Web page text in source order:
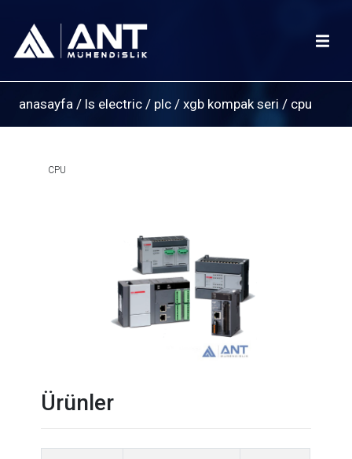
anasayfa / ls electric / plc / xgb kompak seri / cpu
CPU
Ürünler